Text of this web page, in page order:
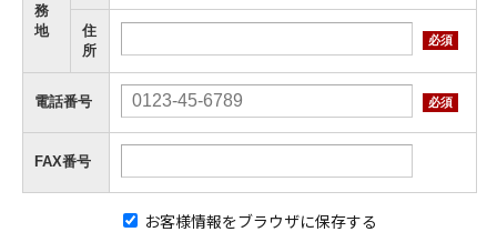
務
地
住
所
必須
電話番号 必須
FAX番号
お客様情報をブラウザに保存する